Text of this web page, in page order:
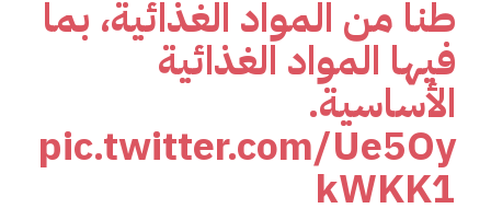
طنا من المواد الغذائية، بما
فيها المواد الغذائية
الأساسية.
pic.twitter.com/Ue5Oy
kWKK1